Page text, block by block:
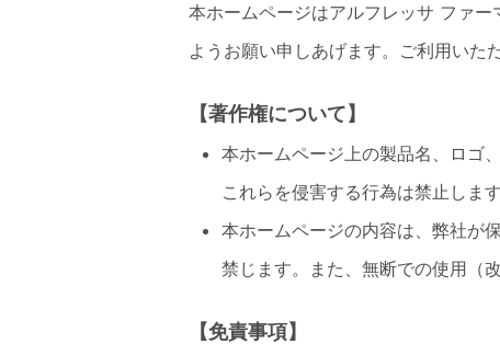
本ホームページはアルフレッサ ファ
ようお願い申しあげます。ご利用いた
【著作権について】
本ホームページ上の製品名、ロゴ
これらを侵害する行為は禁止します
本ホームページの内容は、弊社が
禁じます。また、無断での使用（
【免責事項】